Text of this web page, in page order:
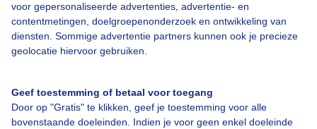
voor gepersonaliseerde advertenties, advertentie- en
contentmetingen, doelgroepenonderzoek en ontwikkeling van
diensten. Sommige advertentie partners kunnen ook je precieze
geolocatie hiervoor gebruiken.
Geef toestemming of betaal voor toegang
Door op "Gratis" te klikken, geef je toestemming voor alle
bovenstaande doeleinden. Indien je voor geen enkel doeleinde
Over Buienradar
Bedrijfsgegevens
Contact
Toegankelijkheid